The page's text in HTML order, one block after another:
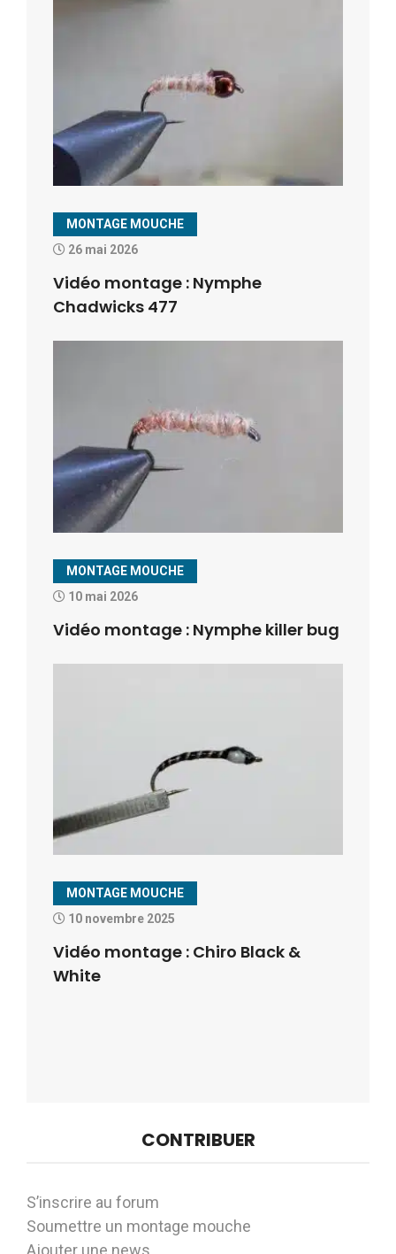
MONTAGE MOUCHE
26 mai 2026
Vidéo montage : Nymphe
Chadwicks 477
MONTAGE MOUCHE
10 mai 2026
Vidéo montage : Nymphe killer bug
MONTAGE MOUCHE
10 novembre 2025
Vidéo montage : Chiro Black &
White
CONTRIBUER
S’inscrire au forum
Soumettre un montage mouche
Ajouter une news